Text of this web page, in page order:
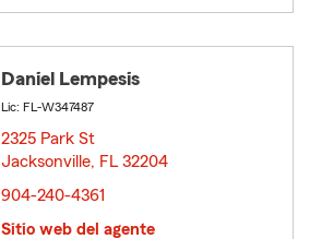
Daniel Lempesis
Lic: FL-W347487
2325 Park St
Jacksonville, FL 32204
904-240-4361
Sitio web del agente